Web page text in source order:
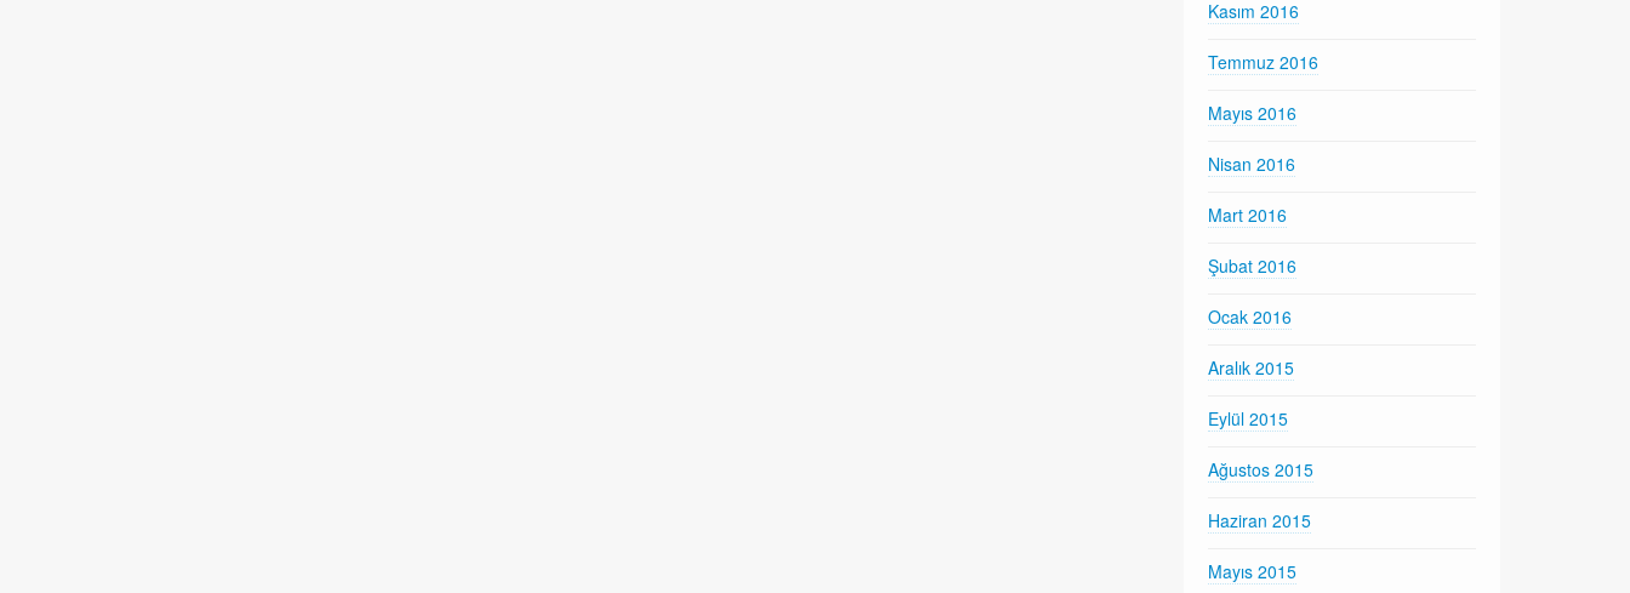
Kasım 2016
Temmuz 2016
Mayıs 2016
Nisan 2016
Mart 2016
Şubat 2016
Ocak 2016
Aralık 2015
Eylül 2015
Ağustos 2015
Haziran 2015
Mayıs 2015